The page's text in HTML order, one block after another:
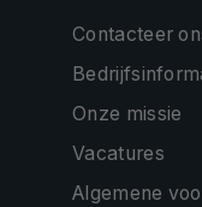
Contacteer
Onze missie
Vacatures
Algemene